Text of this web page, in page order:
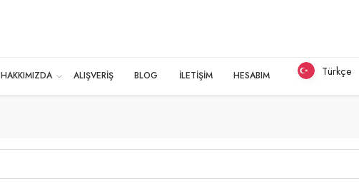
HAKKIMIZDA ALIŞVERİŞ BLOG İLETİŞİM HESABIM Türkçe